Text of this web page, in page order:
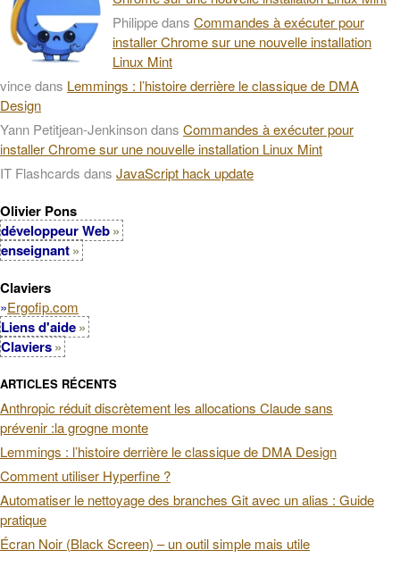
Philippedans Commandes à exécuter pour
installer Chrome sur une nouvelle installation
Linux Mint
vincedans Lemmings : l’histoire derrière le classique de DMA
Design
Yann Petitjean-Jenkinsondans Commandes à exécuter pour
installer Chrome sur une nouvelle installation Linux Mint
IT Flashcards dans JavaScript hack update
Olivier Pons
développeur Web
enseignant
Claviers
»Ergofip.com
Liens d'aide
Claviers
ARTICLES RÉCENTS
Anthropic réduit discrètement les allocations Claude sans
prévenir :la grogne monte
Lemmings : l’histoire derrière le classique de DMA Design
Comment utiliser Hyperfine ?
Automatiser le nettoyage des branches Git avec un alias : Guide
pratique
Écran Noir (Black Screen) – un outil simple mais utile